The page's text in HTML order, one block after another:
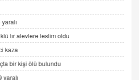
Yolu
ÖZKALE
Dava Açmadan Önce
Başvuru Şartı
tır alevlere teslim oldu
kaza
bir kişi ölü bulundu
yaralı